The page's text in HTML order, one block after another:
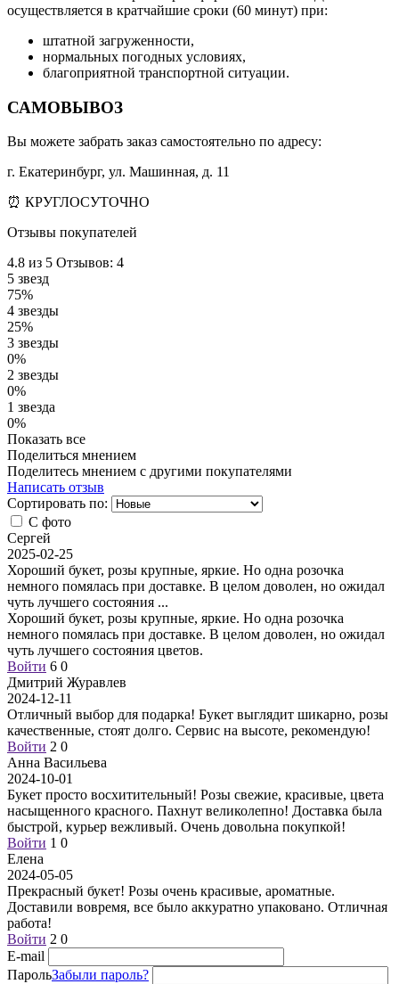
осуществляется в кратчайшие сроки (60 минут) при:
штатной загруженности,
нормальных погодных условиях,
благоприятной транспортной ситуации.
САМОВЫВОЗ
Вы можете забрать заказ самостоятельно по адресу:
г. Екатеринбург, ул. Машинная, д. 11
⏰ КРУГЛОСУТОЧНО
Отзывы покупателей
4.8 из 5 Отзывов: 4
5 звезд
75%
4 звезды
25%
3 звезды
0%
2 звезды
0%
1 звезда
0%
Показать все
Поделиться мнением
Поделитесь мнением с другими покупателями
Написать отзыв
Сортировать по:
С фото
Сергей
2025-02-25
Хороший букет, розы крупные, яркие. Но одна розочка
немного помялась при доставке. В целом доволен, но ожидал
чуть лучшего состояния ...
Хороший букет, розы крупные, яркие. Но одна розочка
немного помялась при доставке. В целом доволен, но ожидал
чуть лучшего состояния цветов.
Войти 6 0
Дмитрий Журавлев
2024-12-11
Отличный выбор для подарка! Букет выглядит шикарно, розы
качественные, стоят долго. Сервис на высоте, рекомендую!
Войти 2 0
Анна Васильева
2024-10-01
Букет просто восхитительный! Розы свежие, красивые, цвета
насыщенного красного. Пахнут великолепно! Доставка была
быстрой, курьер вежливый. Очень довольна покупкой!
Войти 1 0
Елена
2024-05-05
Прекрасный букет! Розы очень красивые, ароматные.
Доставили вовремя, все было аккуратно упаковано. Отличная
работа!
Войти 2 0
E-mail
ПарольЗабыли пароль?